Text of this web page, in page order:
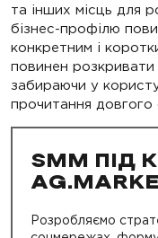
та інших місць для
бізнес-профілю
конкретним і
повинен
забираючи у
прочитання довгого
SMM ПІД
Розробляємо